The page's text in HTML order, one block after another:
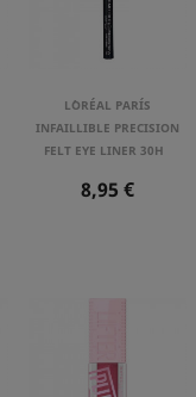
L´ORÉAL PARÍS
INFAILLIBLE PRECISION
FELT EYE LINER 30H
Precio
8,95 €